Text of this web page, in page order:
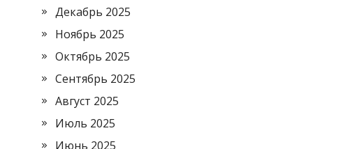
Декабрь 2025
Ноябрь 2025
Октябрь 2025
Сентябрь 2025
Август 2025
Июль 2025
Июнь 2025